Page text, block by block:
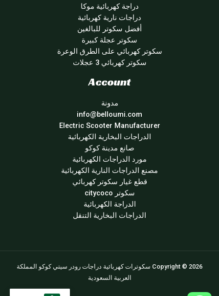
دراجة كهربائية موكا
دراجات نارية كهربائية
أفضل سكوتر للبالغين
سكوتر عجلة كبيرة
سكوتر كهربائي على الطرق الوعرة
سكوتر كهربائي 3 عجلات
Account
مدونة
info@belloumi.com
Electric Scooter Manufacturer
الدراجات البخارية الكهربائية
صانع مدينة كوكو
مورد الدراجات الكهربائية
مصنع الدراجات النارية الكهربائية
قطع غيار سكوتر كهربائي
سكوتر citycoco
الدراجة الكهربائية
الدراجات البخارية التنقل
Copyright © 2026 سكوترات كهربائية دراجات رودر سيتي كوكو المملكة
العربية السعودية